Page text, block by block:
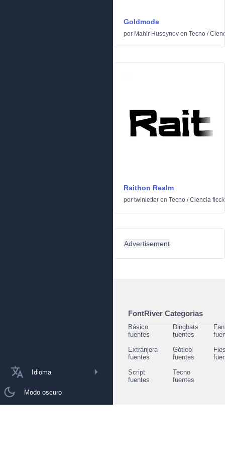
Idioma
Modo oscuro
Goldmode
por Mahir Huseynov en Tecno /
Raithon Realm
por twinletter en Tecno /Ciencia
Advertisement
FontRiver Categorias
Básico
fuentes
Dingbats
fuentes
Extranjera
fuentes
Gótico
fuentes
Script
fuentes
Tecno
fuentes